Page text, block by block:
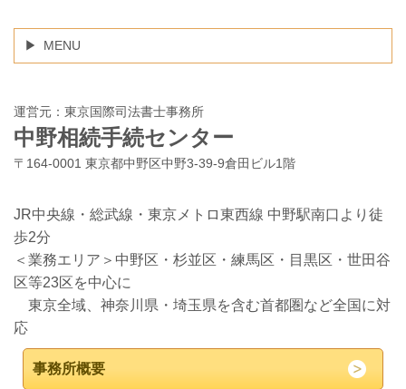
MENU
運営元：東京国際司法書士事務所
中野相続手続センター
〒164-0001 東京都中野区中野3-39-9倉田ビル1階
JR中央線・総武線・東京メトロ東西線 中野駅南口より徒
歩2分
＜業務エリア＞中野区・杉並区・練馬区・目黒区・世田谷
区等23区を中心に
東京全域、神奈川県・埼玉県を含む首都圏など全国に対
応
事務所概要